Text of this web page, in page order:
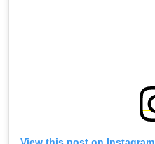
View this post on Instagram